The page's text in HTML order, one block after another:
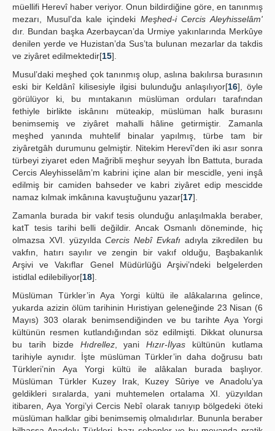
müellifi Herevî haber veriyor. Onun bildirdiğine göre, en tanınmış
mezarı, Musul’da kale içindeki Meşhed-i Cercis Aleyhisselâm'
dır. Bundan başka Azerbaycan’da Urmiye yakınlarında Merkûye
denilen yerde ve Huzistan’da Sus’ta bulunan mezarlar da takdis
ve ziyâret edilmektedir[15].
Musul’daki meşhed çok tanınmış olup, aslına bakılırsa burasının
eski bir Keldânî kilisesiyle ilgisi bulunduğu anlaşılıyor[16], öyle
görülüyor ki, bu mıntakanın müslüman orduları tarafından
fethiyle birlikte iskânını müteakip, müslüman halk burasını
benimsemiş ve ziyâret mahalli hâline getirmiştir. Zamanla
meşhed yanında muhtelif binalar yapılmış, türbe tam bir
ziyâretgâh durumunu gelmiştir. Nitekim Herevî’den iki asır sonra
türbeyi ziyaret eden Mağribli meşhur seyyah İbn Battuta, burada
Cercis Aleyhisselâm’m kabrini içine alan bir mescidle, yeni inşâ
edilmiş bir camiden bahseder ve kabri ziyâret edip mescidde
namaz kılmak imkânına kavuştuğunu yazar[17].
Zamanla burada bir vakıf tesis olunduğu anlaşılmakla beraber,
katT tesis tarihi belli değildir. Ancak Osmanlı döneminde, hiç
olmazsa XVI. yüzyıldaCercis Nebî Evkafıadıyla zikredilen bu
vakfın, hatırı sayılır ve zengin bir vakıf olduğu, Başbakanlık
Arşivi ve Vakıflar Genel Müdürlüğü Arşivi’ndeki belgelerden
istidlal edilebiliyor[18].
Müslüman Türkler’in Aya Yorgi kültü ile alâkalarına gelince,
yukarda azizin ölüm tarihinin Hıristiyan geleneğinde 23 Nisan (6
Mayıs) 303 olarak benimsendiğinden ve bu tarihte Aya Yorgi
kültünün resmen kutlandığından söz edilmişti. Dikkat olunursa
bu tarih bizde Hıdrellez, yaniHızır-İlyas kültünün kutlama
tarihiyle aynıdır. İşte müslüman Türkler’in daha doğrusu batı
Türkleri’nin Aya Yorgi kültü ile alâkalan burada başlıyor.
Müslüman Türkler Kuzey Irak, Kuzey Sûriye ve Anadolu’ya
geldikleri sıralarda, yani muhtemelen ortalama XI. yüzyıldan
itibaren, Aya Yorgi’yi Cercis Nebî olarak tanıyıp bölgedeki öteki
müslüman halklar gibi benimsemiş olmalıdırlar. Bununla beraber